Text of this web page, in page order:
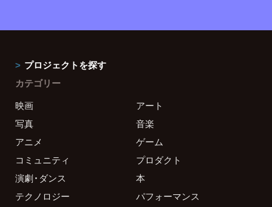
プロジェクトを探す
カテゴリー
映画
アート
写真
音楽
アニメ
ゲーム
コミュニティ
プロダクト
演劇・ダンス
本
テクノロジー
パフォーマンス